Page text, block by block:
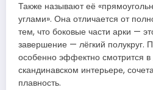
Также называют её
углами». Она отличается от
тем, что боковые части арки —
завершение — лёгкий полукруг.
особенно эффектно смотрится
скандинавском интерьере,
плавность.